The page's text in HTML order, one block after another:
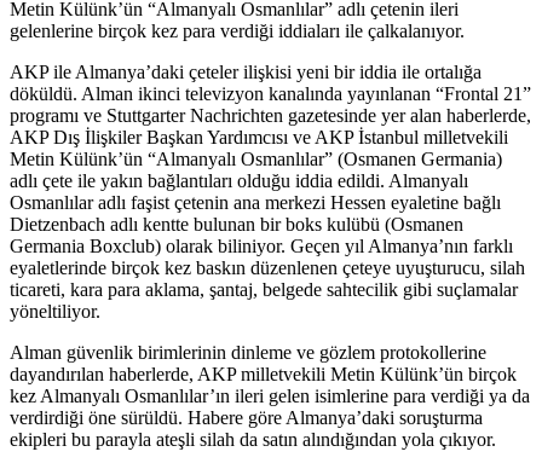
Metin Külünk’ün “Almanyalı Osmanlılar” adlı çetenin ileri
gelenlerine birçok kez para verdiği iddiaları ile çalkalanıyor.
AKP ile Almanya’daki çeteler ilişkisi yeni bir iddia ile ortalığa
döküldü. Alman ikinci televizyon kanalında yayınlanan “Frontal 21”
programı ve Stuttgarter Nachrichten gazetesinde yer alan haberlerde,
AKP Dış İlişkiler Başkan Yardımcısı ve AKP İstanbul milletvekili
Metin Külünk’ün “Almanyalı Osmanlılar” (Osmanen Germania)
adlı çete ile yakın bağlantıları olduğu iddia edildi. Almanyalı
Osmanlılar adlı faşist çetenin ana merkezi Hessen eyaletine bağlı
Dietzenbach adlı kentte bulunan bir boks kulübü (Osmanen
Germania Boxclub) olarak biliniyor. Geçen yıl Almanya’nın farklı
eyaletlerinde birçok kez baskın düzenlenen çeteye uyuşturucu, silah
ticareti, kara para aklama, şantaj, belgede sahtecilik gibi suçlamalar
yöneltiliyor.
Alman güvenlik birimlerinin dinleme ve gözlem protokollerine
dayandırılan haberlerde, AKP milletvekili Metin Külünk’ün birçok
kez Almanyalı Osmanlılar’ın ileri gelen isimlerine para verdiği ya da
verdirdiği öne sürüldü. Habere göre Almanya’daki soruşturma
ekipleri bu parayla ateşli silah da satın alındığından yola çıkıyor.